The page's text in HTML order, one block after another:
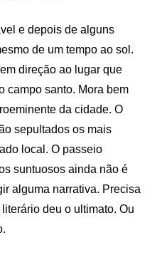
e depois de alguns
de um tempo ao sol.
direção ao lugar que
campo santo. Mora bem
da cidade. O
sepultados os mais
local. O passeio
suntuosos ainda não é
alguma narrativa. Precisa
deu o ultimato. Ou